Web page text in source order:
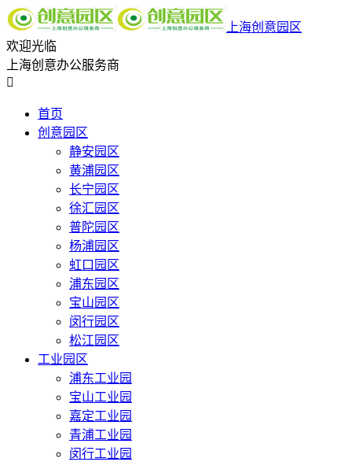
上海创意园区
欢迎光临
上海创意办公服务商

首页
创意园区
静安园区
黄浦园区
长宁园区
徐汇园区
普陀园区
杨浦园区
虹口园区
浦东园区
宝山园区
闵行园区
松江园区
工业园区
浦东工业园
宝山工业园
嘉定工业园
青浦工业园
闵行工业园